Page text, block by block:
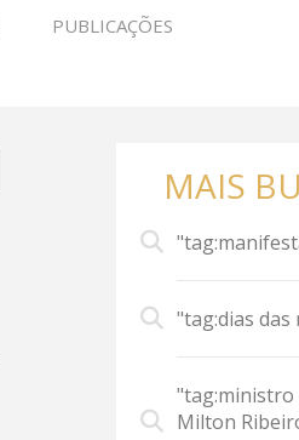
PUBLICAÇÕES
MAIS
"tag:dias das
"tag:ministro
Milton